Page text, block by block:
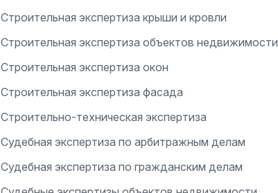
Строительная экспертиза крыши и кровли
Строительная экспертиза объектов недвижимости
Строительная экспертиза окон
Строительная экспертиза фасада
Строительно-техническая экспертиза
Судебная экспертиза по арбитражным делам
Судебная экспертиза по гражданским делам